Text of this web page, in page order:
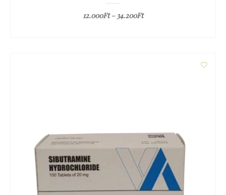
12.000Ft– 34.200Ft